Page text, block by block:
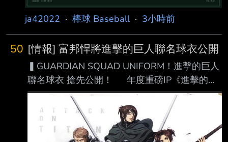
ja42022 · 棒球 Baseball· 3小時前
50 [情報] 富邦悍將進擊的巨人聯名球衣公開
▍GUARDIAN SQUAD UNIFORM！進擊的巨人
聯名球衣 搶先公開！ 年度重磅IP《進擊的巨
人》系列正式登場！ 搶先曝光聯名球衣、棒球
帽 這次邀請悍將隊長#范國宸 和兇猛的悍將戰神
#張育成 率先批上悍將分隊的「調查兵團」戰
袍！ 悍將首度穿上調查兵團的俐落戰服 將金